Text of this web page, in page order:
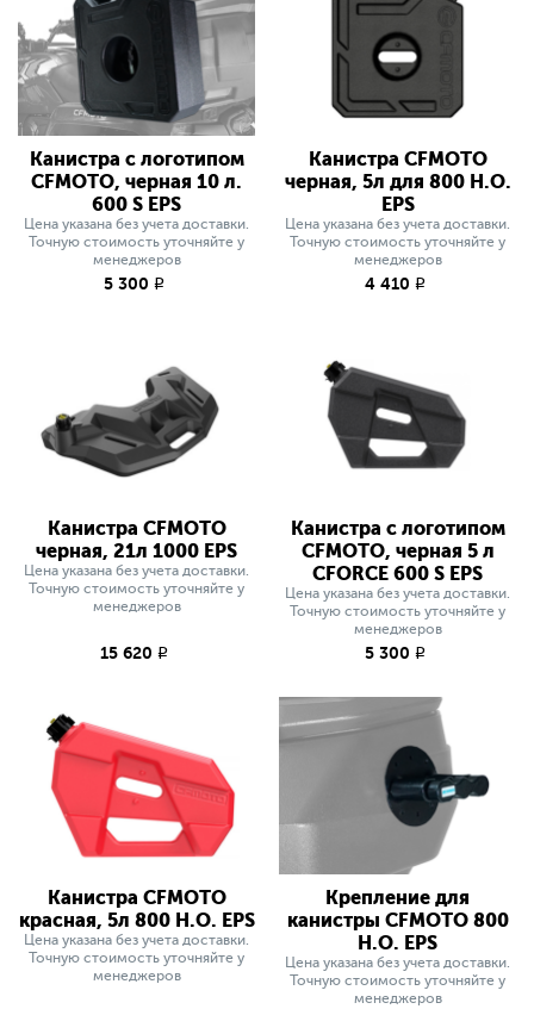
Канистра с логотипом
CFMOTO, черная 10 л.
600 S EPS
Цена указана без учета доставки.
Точную стоимость уточняйте у
менеджеров
5 300 q
Канистра CFMOTO
черная, 5л для 800 H.O.
EPS
Цена указана без учета доставки.
Точную стоимость уточняйте у
менеджеров
4 410 q
Канистра CFMOTO
черная, 21л 1000 EPS
Цена указана без учета доставки.
Точную стоимость уточняйте у
менеджеров
15 620 q
Канистра с логотипом
CFMOTO, черная 5 л
СFORCE 600 S EPS
Цена указана без учета доставки.
Точную стоимость уточняйте у
менеджеров
5 300 q
Канистра CFMOTO
красная, 5л 800 H.O. EPS
Цена указана без учета доставки.
Точную стоимость уточняйте у
менеджеров
Крепление для
канистры CFMOTO 800
H.O. EPS
Цена указана без учета доставки.
Точную стоимость уточняйте у
менеджеров